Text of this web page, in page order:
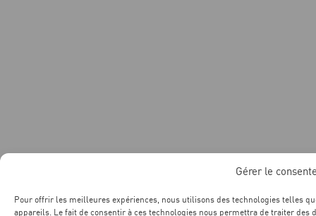
Gérer le
Pour offrir les meilleures expériences, nous utilisons des technologies telles
appareils. Le fait de consentir à ces technologies nous permettra de traiter des